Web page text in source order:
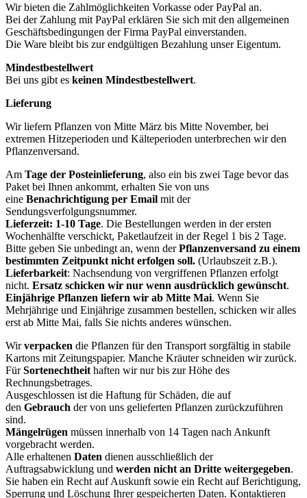
Wir bieten die Zahlmöglichkeiten Vorkasse oder PayPal an.
Bei der Zahlung mit PayPal erklären Sie sich mit den allgemeinen
Geschäftsbedingungen der Firma PayPal einverstanden.
Die Ware bleibt bis zur endgültigen Bezahlung unser Eigentum.
Mindestbestellwert
Bei uns gibt es keinen Mindestbestellwert.
Lieferung
Wir liefern Pflanzen von Mitte März bis Mitte November, bei
extremen Hitzeperioden und Kälteperioden unterbrechen wir den
Pflanzenversand.
Am Tage der Posteinlieferung, also ein bis zwei Tage bevor das
Paket bei Ihnen ankommt, erhalten Sie von uns
eine Benachrichtigung per Email mit der
Sendungsverfolgungsnummer.
Lieferzeit: 1-10 Tage. Die Bestellungen werden in der ersten
Wochenhälfte verschickt, Paketlaufzeit in der Regel 1 bis 2 Tage.
Bitte geben Sie unbedingt an, wenn derPflanzenversand zu einem
bestimmten Zeitpunkt nicht erfolgen soll. (Urlaubszeit z.B.).
Lieferbarkeit: Nachsendung von vergriffenen Pflanzen erfolgt
nicht. Ersatz schicken wir nur wenn ausdrücklich gewünscht.
Einjährige Pflanzen liefern wir ab Mitte Mai. Wenn Sie
Mehrjährige und Einjährige zusammen bestellen, schicken wir alles
erst ab Mitte Mai, falls Sie nichts anderes wünschen.
Wirverpacken die Pflanzen für den Transport sorgfältig in stabile
Kartons mit Zeitungspapier. Manche Kräuter schneiden wir zurück.
FürSortenechtheit haften wir nur bis zur Höhe des
Rechnungsbetrages.
Ausgeschlossen ist die Haftung für Schäden, die auf
den Gebrauch der von uns gelieferten Pflanzen zurückzuführen
sind.
Mängelrügen müssen innerhalb von 14 Tagen nach Ankunft
vorgebracht werden.
Alle erhaltenen Daten dienen ausschließlich der
Auftragsabwicklung und werden nicht an Dritte weitergegeben.
Sie haben ein Recht auf Auskunft sowie ein Recht auf Berichtigung,
Sperrung und Löschung Ihrer gespeicherten Daten. Kontaktieren